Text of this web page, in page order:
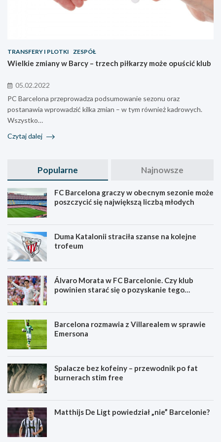
TRANSFERY I PLOTKI ZESPÓŁ
Wielkie zmiany w Barcy – trzech piłkarzy może opuścić klub
05.02.2022
PC Barcelona przeprowadza podsumowanie sezonu oraz
postanawia wprowadzić kilka zmian – w tym również kadrowych.
Wszystko…
Czytaj dalej
Popularne Najnowsze
FC Barcelona graczy w obecnym sezonie może
poszczycić się największą liczbą młodych
Duma Katalonii straciła szanse na kolejne
trofeum
Álvaro Morata w FC Barcelonie. Czy klub
powinien starać się o pozyskanie tego
Barcelona rozmawia z Villarealem w sprawie
Emersona
Spalacze bez kofeiny – przewodnik po fat
burnerach stim free
Matthijs De Ligt powiedział „nie” Barcelonie?
S
K